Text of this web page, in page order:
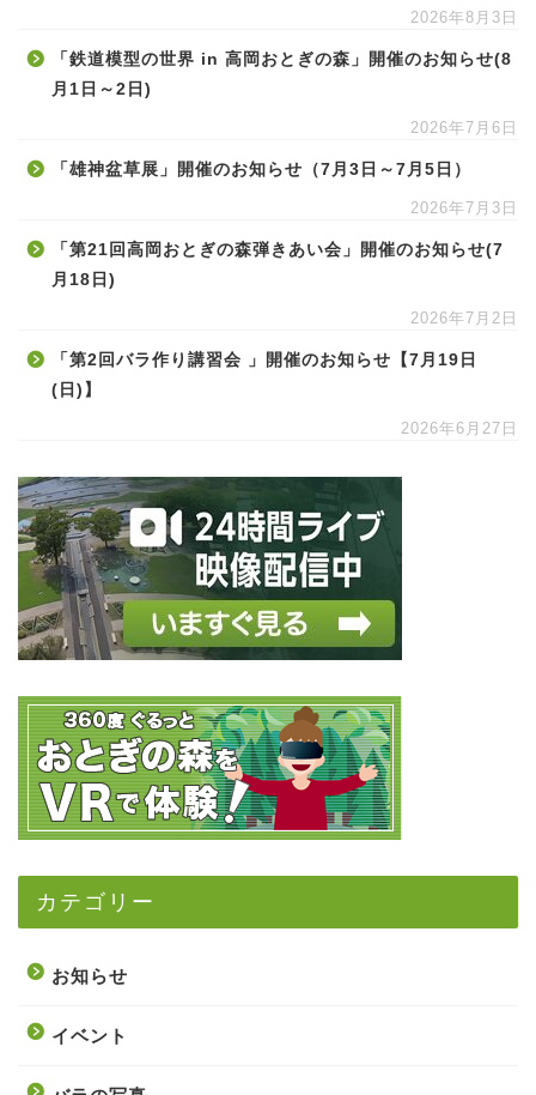
2026年8月3日
「鉄道模型の世界 in 高岡おとぎの森」開催のお知らせ(8
月1日～2日)
2026年7月6日
「雄神盆草展」開催のお知らせ（7月3日～7月5日）
2026年7月3日
「第21回高岡おとぎの森弾きあい会」開催のお知らせ(7
月18日)
2026年7月2日
「第2回バラ作り講習会 」開催のお知らせ【7月19日
(日)】
2026年6月27日
カテゴリー
お知らせ
イベント